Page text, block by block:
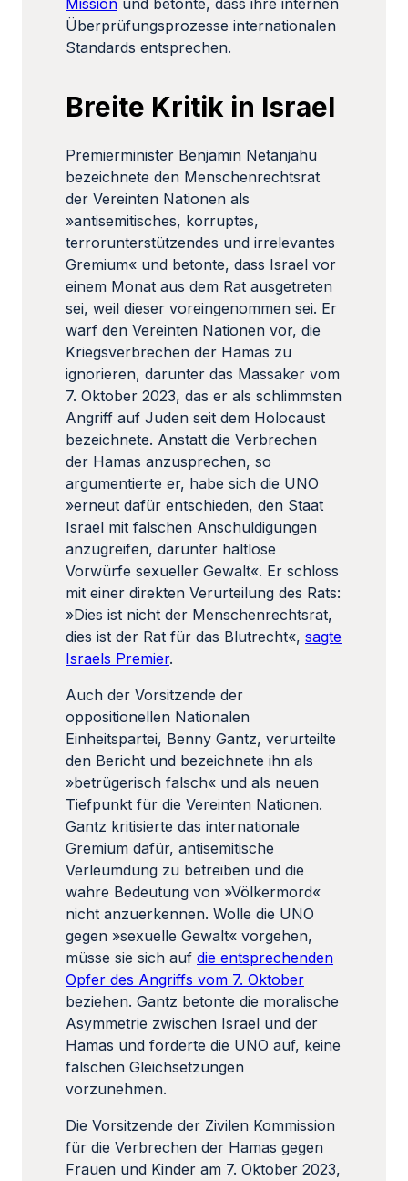
Mission und betonte, dass ihre internen
Überprüfungsprozesse internationalen
Standards entsprechen.
Breite Kritik in Israel
Premierminister Benjamin Netanjahu
bezeichnete den Menschenrechtsrat
der Vereinten Nationen als
»antisemitisches, korruptes,
terrorunterstützendes und irrelevantes
Gremium« und betonte, dass Israel vor
einem Monat aus dem Rat ausgetreten
sei, weil dieser voreingenommen sei. Er
warf den Vereinten Nationen vor, die
Kriegsverbrechen der Hamas zu
ignorieren, darunter das Massaker vom
7. Oktober 2023, das er als schlimmsten
Angriff auf Juden seit dem Holocaust
bezeichnete. Anstatt die Verbrechen
der Hamas anzusprechen, so
argumentierte er, habe sich die UNO
»erneut dafür entschieden, den Staat
Israel mit falschen Anschuldigungen
anzugreifen, darunter haltlose
Vorwürfe sexueller Gewalt«. Er schloss
mit einer direkten Verurteilung des Rats:
»Dies ist nicht der Menschenrechtsrat,
dies ist der Rat für das Blutrecht«, sagte
Israels Premier.
Auch der Vorsitzende der
oppositionellen Nationalen
Einheitspartei, Benny Gantz, verurteilte
den Bericht und bezeichnete ihn als
»betrügerisch falsch« und als neuen
Tiefpunkt für die Vereinten Nationen.
Gantz kritisierte das internationale
Gremium dafür, antisemitische
Verleumdung zu betreiben und die
wahre Bedeutung von »Völkermord«
nicht anzuerkennen. Wolle die UNO
gegen »sexuelle Gewalt« vorgehen,
müsse sie sich auf die entsprechenden
Opfer des Angriffs vom 7. Oktober
beziehen. Gantz betonte die moralische
Asymmetrie zwischen Israel und der
Hamas und forderte die UNO auf, keine
falschen Gleichsetzungen
vorzunehmen.
Die Vorsitzende der Zivilen Kommission
für die Verbrechen der Hamas gegen
Frauen und Kinder am 7. Oktober 2023,